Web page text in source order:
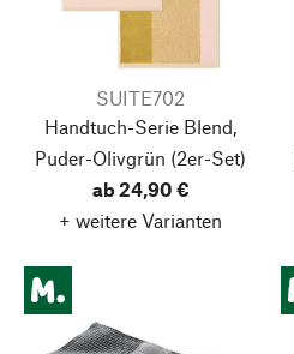
SUITE702
Handtuch-Serie Blend,
Puder-Olivgrün (2er-Set)
ab 24,90 €
+ weitere Varianten